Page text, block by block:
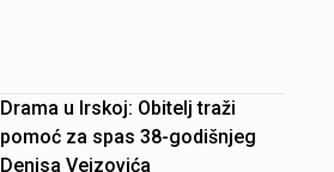
Drama u Irskoj: Obitelj traži
pomoć za spas 38-godišnjeg
Denisa Vejzovića